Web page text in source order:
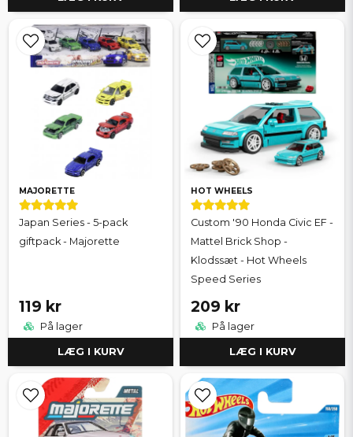
MAJORETTE
Japan Series - 5-pack
giftpack - Majorette
119 kr
På lager
LÆG I KURV
HOT WHEELS
Custom '90 Honda Civic EF -
Mattel Brick Shop -
Klodssæt - Hot Wheels
Speed Series
209 kr
På lager
LÆG I KURV